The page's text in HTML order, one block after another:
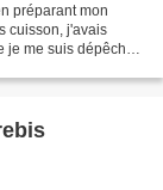
préparant mon
cuisson, j'avais
me suis dépêchée